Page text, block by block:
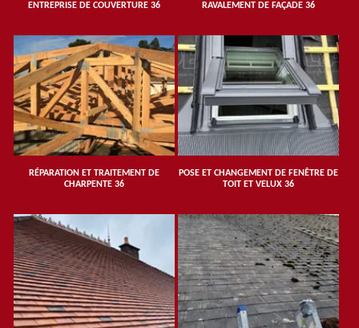
ENTREPRISE DE COUVERTURE 36 RAVALEMENT DE FAÇADE 36
RÉPARATION ET TRAITEMENT DE
CHARPENTE 36
POSE ET CHANGEMENT DE FENÊTRE DE
TOIT ET VELUX 36